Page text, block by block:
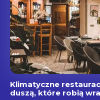
Klimatyczne
duszą, które robią